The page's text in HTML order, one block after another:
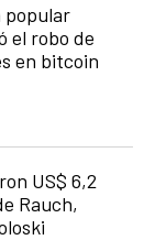
popular
el robo de
en bitcoin
US$ 6,2
Rauch,